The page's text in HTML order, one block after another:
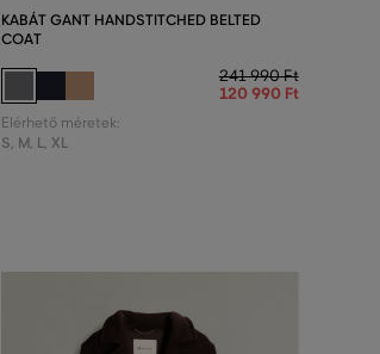
KABÁT GANT HANDSTITCHED BELTED
COAT
241 990 Ft
120 990 Ft
Elérhető méretek:
S, M, L, XL